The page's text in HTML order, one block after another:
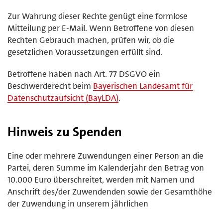
Zur Wahrung dieser Rechte genügt eine formlose
Mitteilung per E-Mail. Wenn Betroffene von diesen
Rechten Gebrauch machen, prüfen wir, ob die
gesetzlichen Voraussetzungen erfüllt sind.
Betroffene haben nach Art. 77 DSGVO ein
Beschwerderecht beim Bayerischen Landesamt für
Datenschutzaufsicht (BayLDA).
Hinweis zu Spenden
Eine oder mehrere Zuwendungen einer Person an die
Partei, deren Summe im Kalenderjahr den Betrag von
10.000 Euro überschreitet, werden mit Namen und
Anschrift des/der Zuwendenden sowie der Gesamthöhe
der Zuwendung in unserem jährlichen